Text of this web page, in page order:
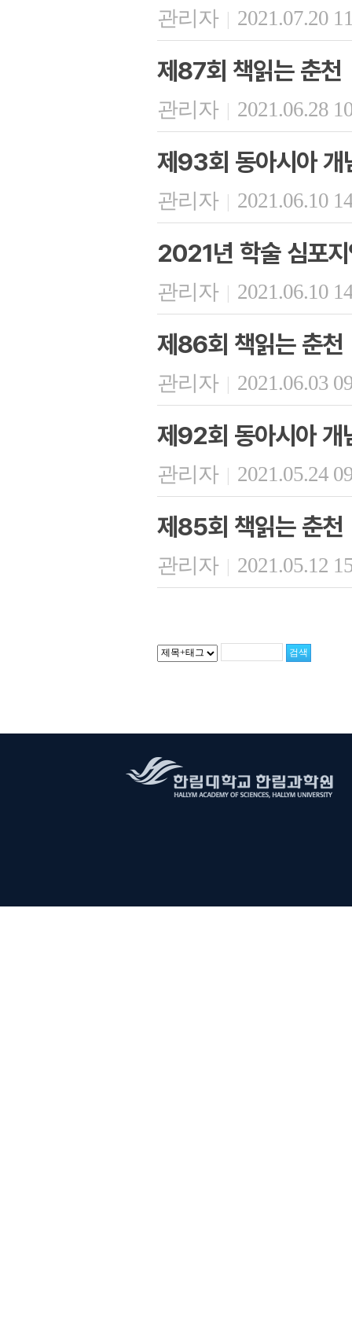
관리자 | 2021.07.20
제87회 책읽는 춘천
관리자 | 2021.06.28
제93회 동아시아 개
관리자 | 2021.06.10
2021년 학술 심포
관리자 | 2021.06.10
제86회 책읽는 춘천
관리자 | 2021.06.03
제92회 동아시아 개
관리자 | 2021.05.24
제85회 책읽는 춘천
관리자 | 2021.05.12